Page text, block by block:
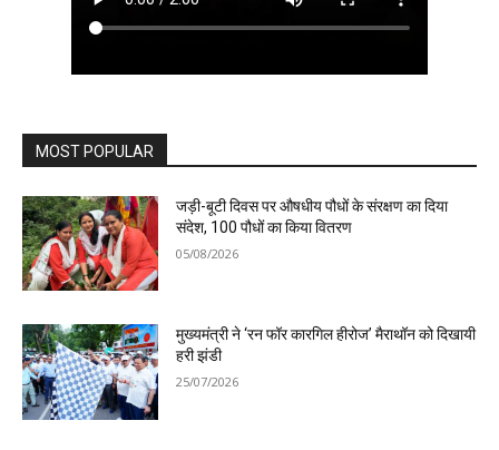
MOST POPULAR
जड़ी-बूटी दिवस पर औषधीय पौधों के संरक्षण का दिया
संदेश, 100 पौधों का किया वितरण
05/08/2026
मुख्यमंत्री ने ‘रन फॉर कारगिल हीरोज’ मैराथॉन को दिखायी
हरी झंडी
25/07/2026